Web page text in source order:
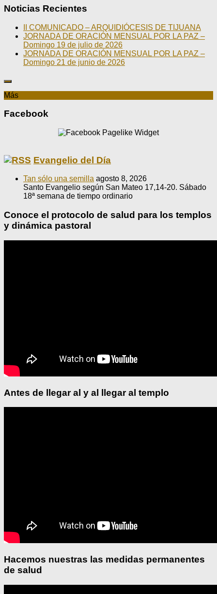
Noticias Recientes
II COMUNICADO – ARQUIDIÓCESIS DE TIJUANA
JORNADA DE ORACIÓN MENSUAL POR LA PAZ –
Domingo 19 de julio de 2026
JORNADA DE ORACIÓN MENSUAL POR LA PAZ –
Domingo 21 de junio de 2026
Más
Facebook
Evangelio del Día
Tan sólo una semilla agosto 8, 2026
Santo Evangelio según San Mateo 17,14-20. Sábado
18ª semana de tiempo ordinario
Conoce el protocolo de salud para los templos
y dinámica pastoral
Antes de llegar al y al llegar al templo
Hacemos nuestras las medidas permanentes
de salud